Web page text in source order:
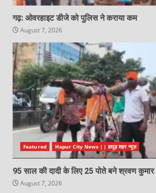
गढ़: ओवरहाइट डीजे को पुलिस ने कराया कम
August 7, 2026
Featured Hapur City News || हापुड़ शहर न्यूज़
95 साल की दादी के लिए 25 पोते बने श्रवण कुमार
August 7, 2026